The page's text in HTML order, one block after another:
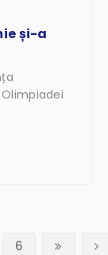
și-a
6